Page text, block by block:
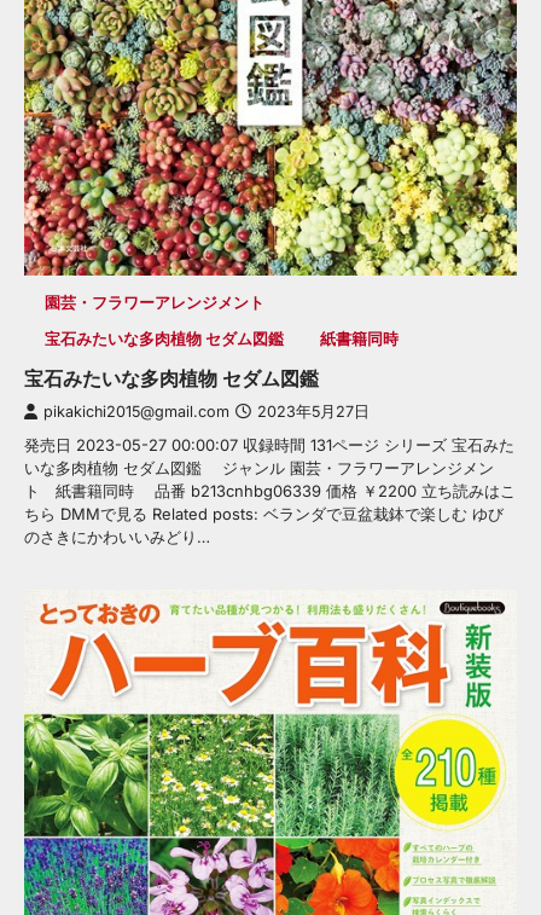
園芸・フラワーアレンジメント
宝石みたいな多肉植物 セダム図鑑
紙書籍同時
宝石みたいな多肉植物 セダム図鑑
pikakichi2015@gmail.com 2023年5月27日
発売日 2023-05-27 00:00:07 収録時間 131ページ シリーズ 宝石みた
いな多肉植物 セダム図鑑 ジャンル 園芸・フラワーアレンジメン
ト 紙書籍同時 品番 b213cnhbg06339 価格 ￥2200 立ち読みはこ
ちら DMMで見る Related posts: ベランダで豆盆栽鉢で楽しむ ゆび
のさきにかわいいみどり…